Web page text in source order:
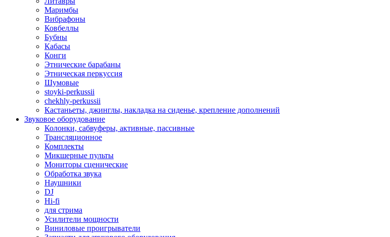
Маримбы
Вибрафоны
Ковбеллы
Бубны
Кабасы
Конги
Этнические барабаны
Этническая перкуссия
Шумовые
stoyki-perkussii
chekhly-perkussii
Кастаньеты, джинглы, накладка на сиденье, крепление дополнений
Звуковое оборудование
Колонки, сабвуферы, активные, пассивные
Трансляционное
Комплекты
Микшерные пульты
Мониторы сценические
Обработка звука
Наушники
DJ
Hi-fi
для стрима
Усилители мощности
Виниловые проигрыватели